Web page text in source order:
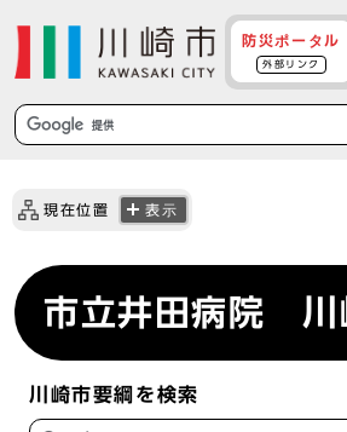
防災ポータル
外部リンク
現在位置 表示
市立井田病院 川
川崎市要綱を検索